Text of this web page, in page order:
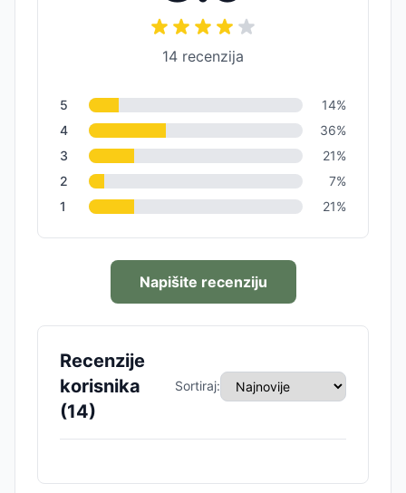
14 recenzija
5 14%
4
36%
3
21%
2
7%
1
21%
Napišite recenziju
Recenzije
korisnika
(14)
Sortiraj: